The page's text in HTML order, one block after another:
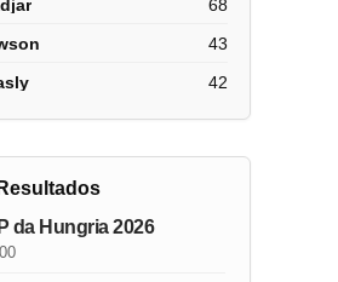
68
43
42
da Hungria 2026